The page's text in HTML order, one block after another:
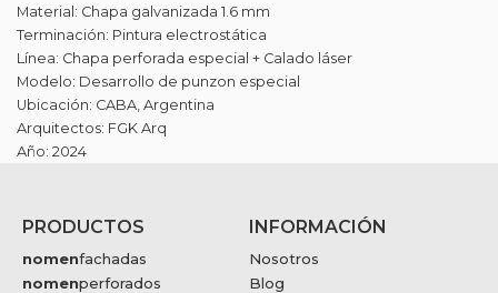
Material: Chapa galvanizada 1.6 mm
Terminación: Pintura electrostática
Línea: Chapa perforada especial + Calado láser
Modelo: Desarrollo de punzon especial
Ubicación: CABA, Argentina
Arquitectos: FGK Arq
Año: 2024
PRODUCTOS
nomenfachadas
nomenperforados
INFORMACIÓN
Nosotros
Blog